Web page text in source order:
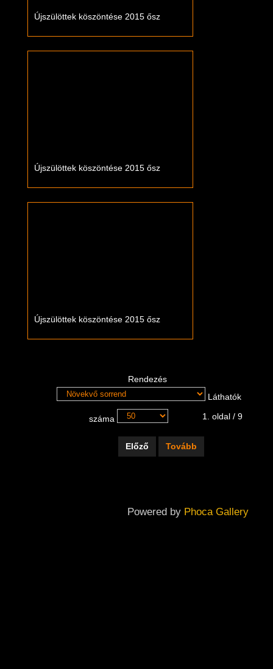
Újszülöttek köszöntése 2015 ősz
Újszülöttek köszöntése 2015 ősz
Újszülöttek köszöntése 2015 ősz
Rendezés
Láthatók
száma 1. oldal / 9
Előző Tovább
Powered by Phoca Gallery